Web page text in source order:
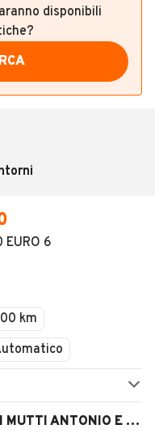
disponibili
EURO 6
km
MUTTI VEICOLI INDUSTRIALI DI MUTTI ANTONIO E STEFANO S.N.C.